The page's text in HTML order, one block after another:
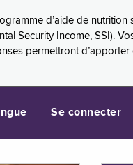
d’aide de nutrition
Security Income, SSI).
permettront
Se connecter